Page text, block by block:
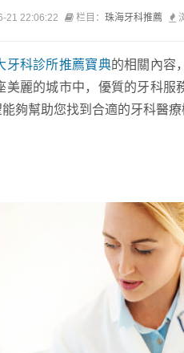
21 22:06:22 栏目： 珠海牙科推薦
牙科診所推薦寶典的相關內容
麗的城市中，優質的牙科服
夠幫助您找到合適的牙科醫